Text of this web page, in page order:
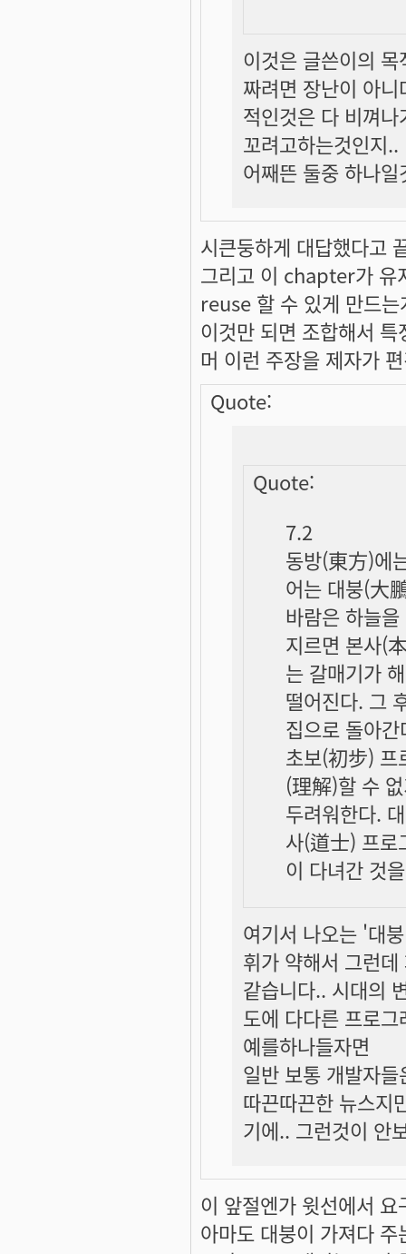
이것은 글쓴이의
짜려면 장난이 아
적인것은 다 비껴
꼬려고하는것인지..
어째뜬 둘중 하나
시큰둥하게 대답했다고
그리고 이 chapter가 유
reuse 할 수 있게 만드
이것만 되면 조합해서
머 이런 주장을 제자가
Quote:
Quote:
7.2
동방(東方)에
어는 대붕(大
바람은 하늘
지르면 본사(
는 갈매기가
떨어진다. 그
집으로 돌아간
초보(初步) 프
(理解)할 수
두려워한다.
사(道士) 프로
이 다녀간 것
여기서 나오는 '대
휘가 약해서 그런
같습니다.. 시대의
도에 다다른 프로
예를하나들자면
일반 보통 개발자
따끈따끈한 뉴스지
기에.. 그런것이 안
이 앞절엔가 윗선에서
아마도 대붕이 가져다